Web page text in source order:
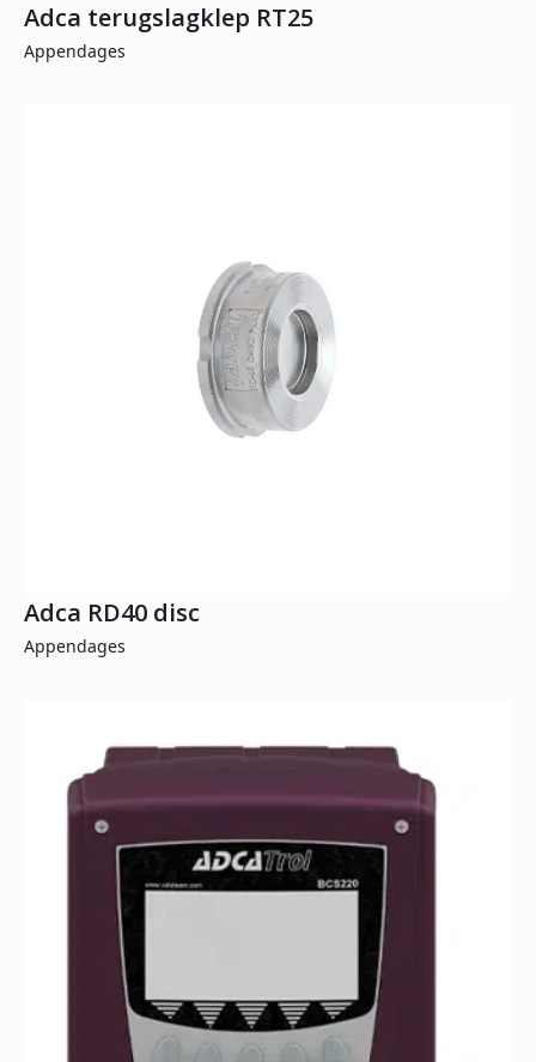
Adca terugslagklep RT25
Appendages
Adca RD40 disc
Appendages